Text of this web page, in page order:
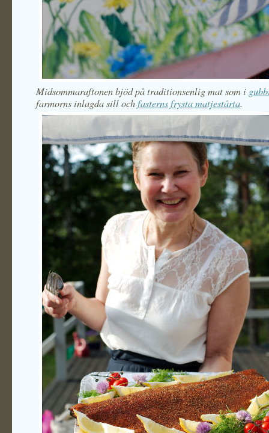
Midsommaraftonen bjöd på traditionsenlig mat som i
farmorns inlagda sill ochfasterns frysta matjestårta.